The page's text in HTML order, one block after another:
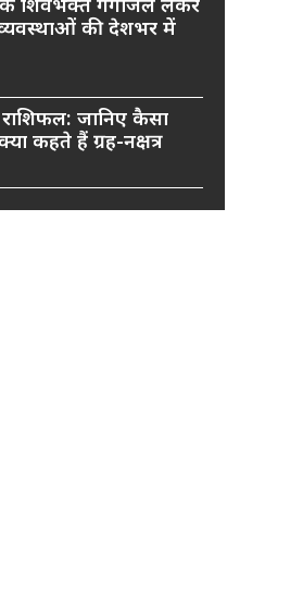
शिवभक्त गंगाजल लेकर
की देशभर में
जानिए कैसा
कहते हैं ग्रह-नक्षत्र